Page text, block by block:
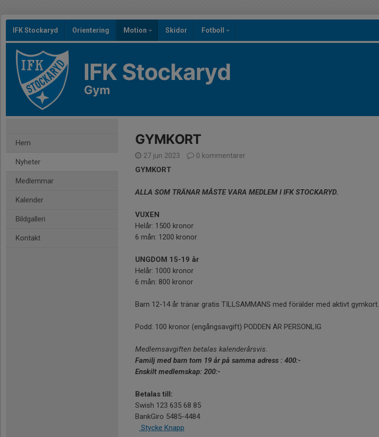
IFK Stockaryd Orientering Motion Skidor Fotboll
IFK Stockaryd
Gym
Hem
Nyheter
Medlemmar
Kalender
Bildgalleri
Kontakt
GYMKORT
27 jun 2023
0 kommentarer
GYMKORT
ALLA SOM TRÄNAR MÅSTE VARA MEDLEM I IFK STOCKARYD.
VUXEN
Helår: 1500 kronor
6 mån: 1200 kronor
UNGDOM 15-19 år
Helår: 1000 kronor
6 mån: 800 kronor
Barn 12-14 år tränar gratis TILLSAMMANS med förälder med aktivt gymkort.
Podd: 100 kronor (engångsavgift) PODDEN ÄR PERSONLIG
Medlemsavgiften betalas kalenderårsvis.
Familj med barn tom 19 år på samma adress : 400:-
Enskilt medlemskap: 200:-
Betalas till:
Swish 123 635 68 85
BankGiro 5485-4484
Stycke Knapp